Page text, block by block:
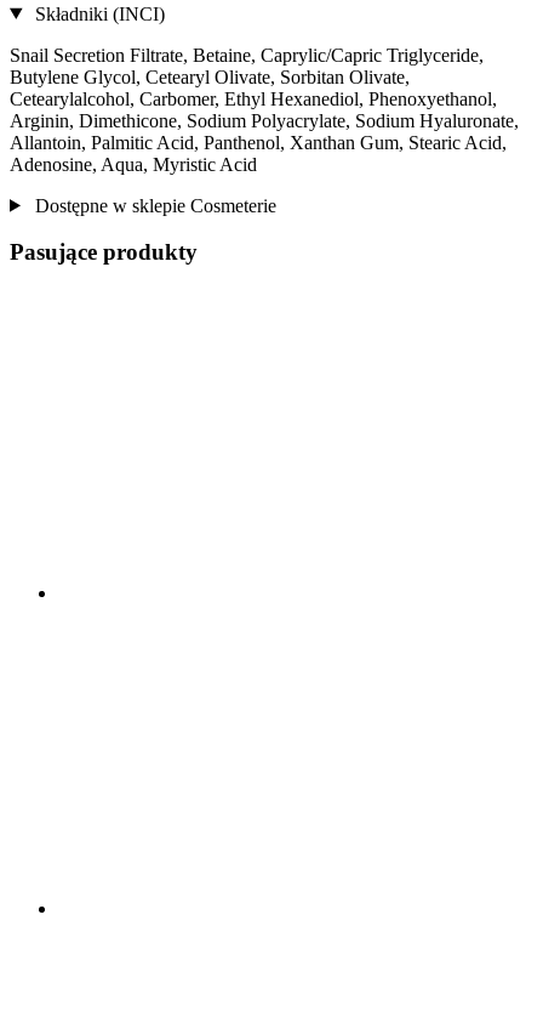
Składniki (INCI)
Snail Secretion Filtrate, Betaine, Caprylic/Capric Triglyceride,
Butylene Glycol, Cetearyl Olivate, Sorbitan Olivate,
Cetearylalcohol, Carbomer, Ethyl Hexanediol, Phenoxyethanol,
Arginin, Dimethicone, Sodium Polyacrylate, Sodium Hyaluronate,
Allantoin, Palmitic Acid, Panthenol, Xanthan Gum, Stearic Acid,
Adenosine, Aqua, Myristic Acid
Dostępne w sklepie Cosmeterie
Pasujące produkty